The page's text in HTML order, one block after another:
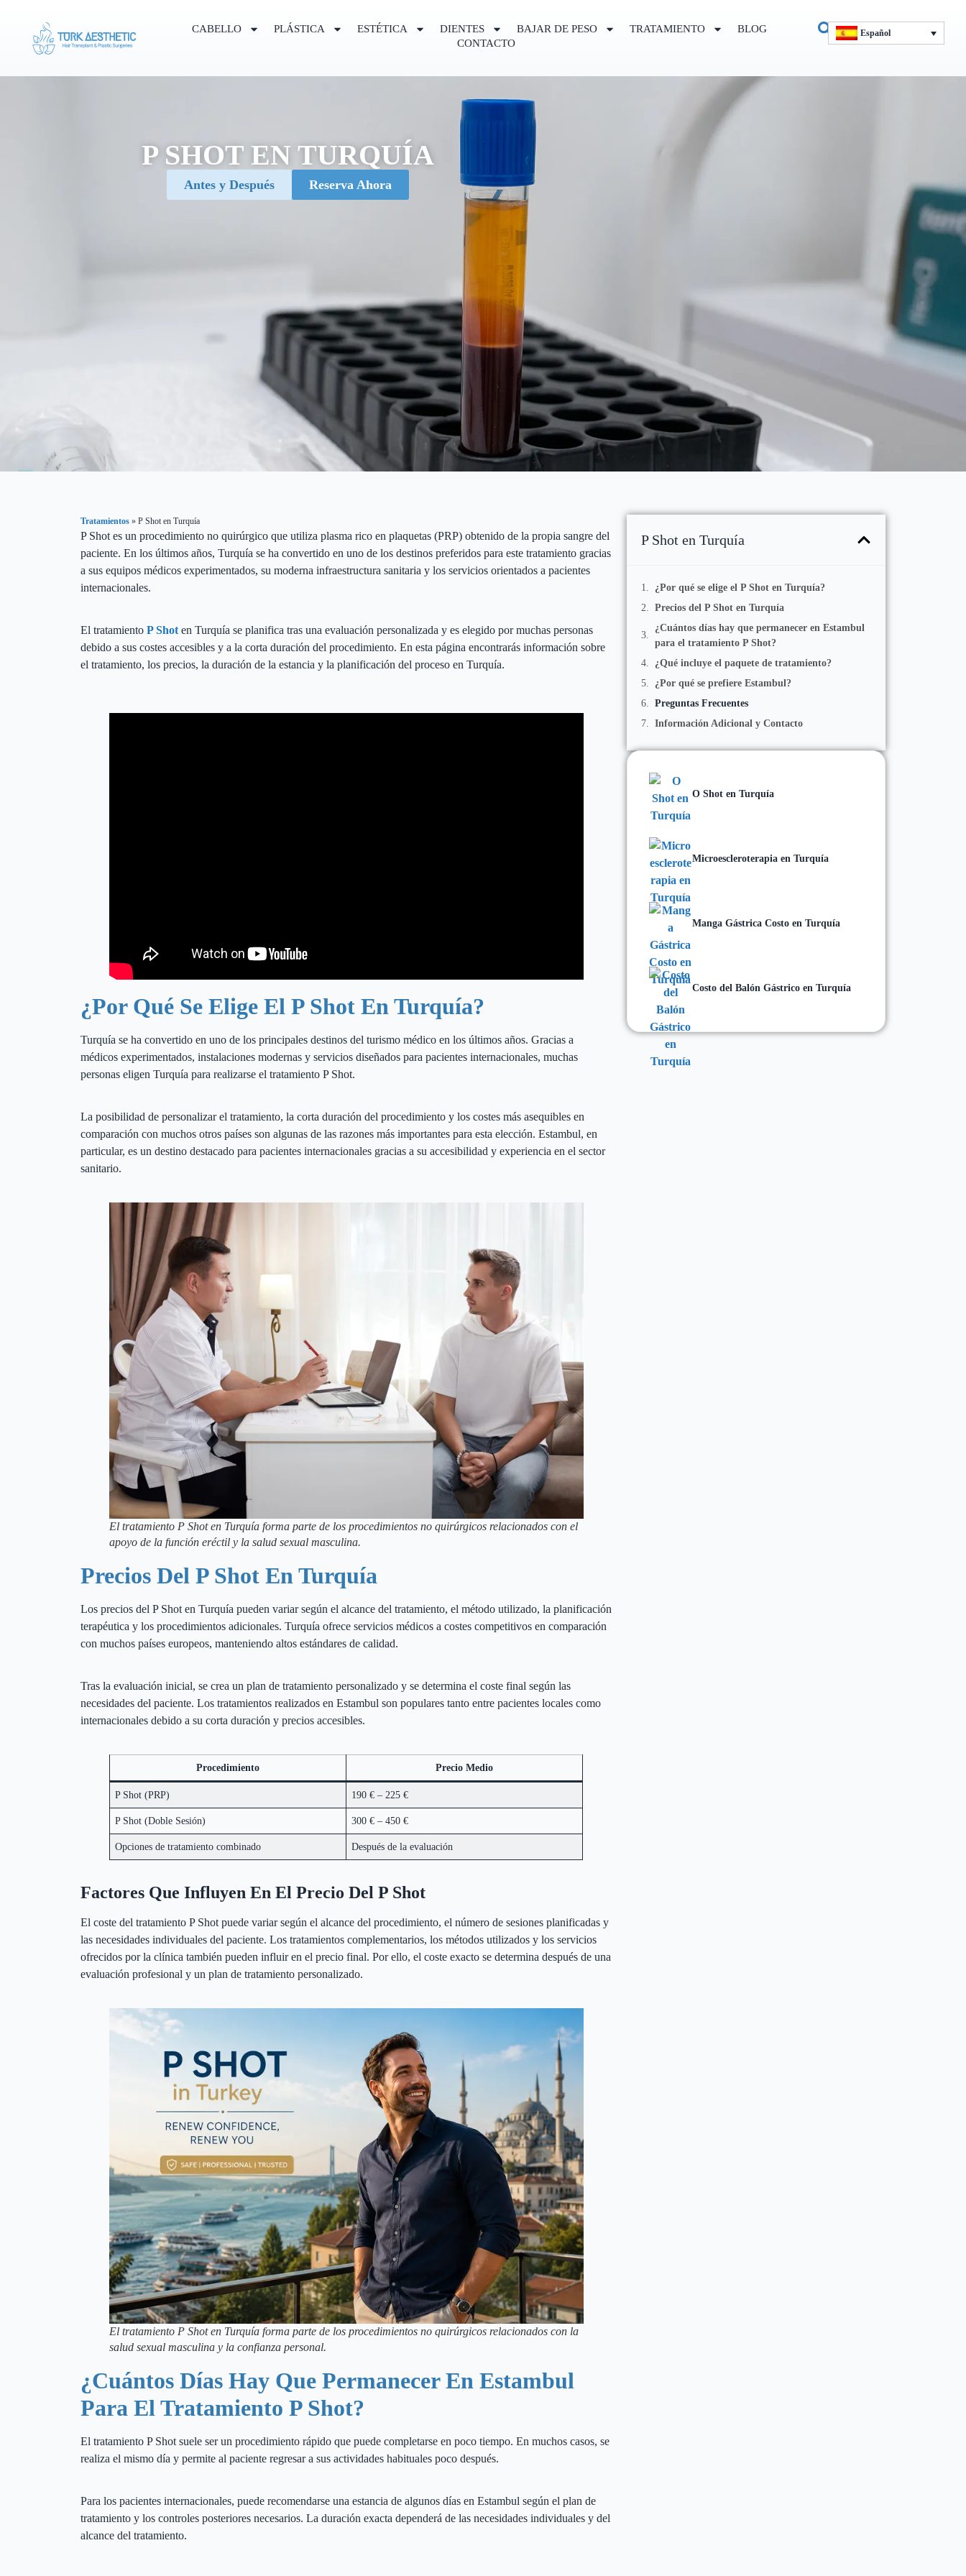
CABELLO PLÁSTICA ESTÉTICA DIENTES BAJAR DE PESO TRATAMIENTO
BLOG
CONTACTO
Español
P SHOT EN TURQUÍA
Antes y Después Reserva Ahora
Tratamientos » P Shot en Turquía
P Shot es un procedimiento no quirúrgico que utiliza plasma rico en plaquetas (PRP) obtenido de la propia sangre del
paciente. En los últimos años, Turquía se ha convertido en uno de los destinos preferidos para este tratamiento gracias
a sus equipos médicos experimentados, su moderna infraestructura sanitaria y los servicios orientados a pacientes
internacionales.
El tratamiento P Shot en Turquía se planifica tras una evaluación personalizada y es elegido por muchas personas
debido a sus costes accesibles y a la corta duración del procedimiento. En esta página encontrarás información sobre
el tratamiento, los precios, la duración de la estancia y la planificación del proceso en Turquía.
Tratamiento P Shot en Turquía
¿Por Qué Se Elige El P Shot En Turquía?
Turquía se ha convertido en uno de los principales destinos del turismo médico en los últimos años. Gracias a
médicos experimentados, instalaciones modernas y servicios diseñados para pacientes internacionales, muchas
personas eligen Turquía para realizarse el tratamiento P Shot.
La posibilidad de personalizar el tratamiento, la corta duración del procedimiento y los costes más asequibles en
comparación con muchos otros países son algunas de las razones más importantes para esta elección. Estambul, en
particular, es un destino destacado para pacientes internacionales gracias a su accesibilidad y experiencia en el sector
sanitario.
El tratamiento P Shot en Turquía forma parte de los procedimientos no quirúrgicos relacionados con el
apoyo de la función eréctil y la salud sexual masculina.
Precios Del P Shot En Turquía
Los precios del P Shot en Turquía pueden variar según el alcance del tratamiento, el método utilizado, la planificación
terapéutica y los procedimientos adicionales. Turquía ofrece servicios médicos a costes competitivos en comparación
con muchos países europeos, manteniendo altos estándares de calidad.
Tras la evaluación inicial, se crea un plan de tratamiento personalizado y se determina el coste final según las
necesidades del paciente. Los tratamientos realizados en Estambul son populares tanto entre pacientes locales como
internacionales debido a su corta duración y precios accesibles.
Procedimiento Precio Medio
P Shot (PRP) 190 € – 225 €
P Shot (Doble Sesión) 300 € – 450 €
Opciones de tratamiento combinado Después de la evaluación
Factores Que Influyen En El Precio Del P Shot
El coste del tratamiento P Shot puede variar según el alcance del procedimiento, el número de sesiones planificadas y
las necesidades individuales del paciente. Los tratamientos complementarios, los métodos utilizados y los servicios
ofrecidos por la clínica también pueden influir en el precio final. Por ello, el coste exacto se determina después de una
evaluación profesional y un plan de tratamiento personalizado.
El tratamiento P Shot en Turquía forma parte de los procedimientos no quirúrgicos relacionados con la
salud sexual masculina y la confianza personal.
¿Cuántos Días Hay Que Permanecer En Estambul
Para El Tratamiento P Shot?
El tratamiento P Shot suele ser un procedimiento rápido que puede completarse en poco tiempo. En muchos casos, se
realiza el mismo día y permite al paciente regresar a sus actividades habituales poco después.
Para los pacientes internacionales, puede recomendarse una estancia de algunos días en Estambul según el plan de
tratamiento y los controles posteriores necesarios. La duración exacta dependerá de las necesidades individuales y del
alcance del tratamiento.
P Shot en Turquía
¿Por qué se elige el P Shot en Turquía?
Precios del P Shot en Turquía
¿Cuántos días hay que permanecer en Estambul
para el tratamiento P Shot?
¿Qué incluye el paquete de tratamiento?
¿Por qué se prefiere Estambul?
Preguntas Frecuentes
Información Adicional y Contacto
O Shot en Turquía
Microescleroterapia en Turquía
Manga Gástrica Costo en Turquía
Costo del Balón Gástrico en Turquía